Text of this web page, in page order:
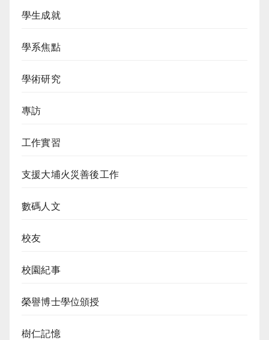
學生成就
學系焦點
學術研究
專訪
工作實習
支援大埔火災善後工作
數碼人文
校友
校園紀事
榮譽博士學位頒授
樹仁記憶